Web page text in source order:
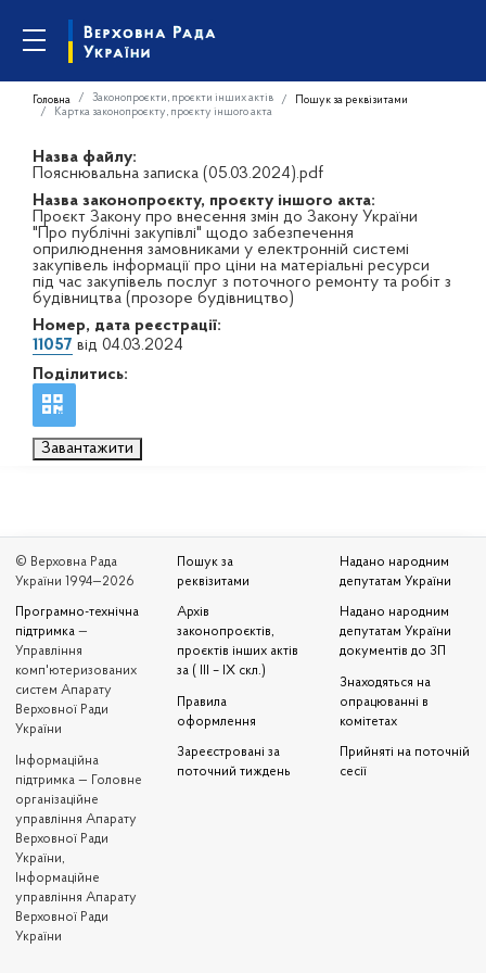
Головна Законопроєкти, проєкти інших актів
Пошук за реквізитами
Картка законопроєкту, проєкту іншого акта
Назва файлу:
Пояснювальна записка (05.03.2024).pdf
Назва законопроєкту, проєкту іншого акта:
Проєкт Закону про внесення змін до Закону України
"Про публічні закупівлі" щодо забезпечення
оприлюднення замовниками у електронній системі
закупівель інформації про ціни на матеріальні ресурси
під час закупівель послуг з поточного ремонту та робіт з
будівництва (прозоре будівництво)
Номер, дата реєстрації:
11057 від 04.03.2024
Поділитись:
Завантажити
© Верховна Рада
України 1994—2026
Програмно-технічна
підтримка —
Управління
комп'ютеризованих
систем Апарату
Верховної Ради
України
Iнформаційна
підтримка — Головне
організаційне
управління Апарату
Верховної Ради
України,
Інформаційне
управління Апарату
Верховної Ради
України
Пошук за
реквізитами
Архів
законопроєктів,
проєктів інших актів
за ( III – IX скл.)
Правила
оформлення
Зареєстровані за
поточний тиждень
Надано народним
депутатам України
Надано народним
депутатам України
документів до ЗП
Знаходяться на
опрацюванні в
комітетах
Прийняті на поточній
сесії